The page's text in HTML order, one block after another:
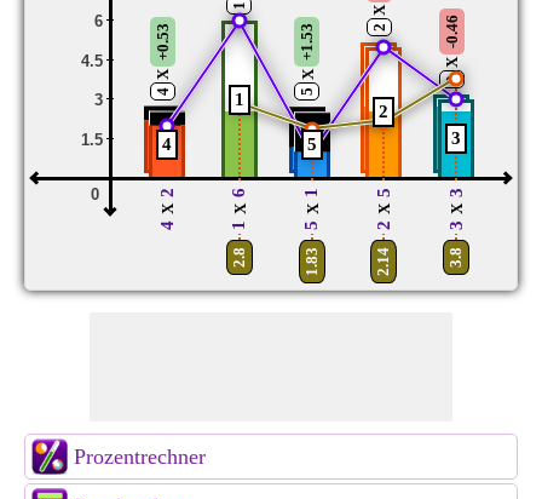
6
4.5
3
1.5
0
+0.53
X
4
4
1
1
+1.53
X
5
5
X
2
2
-0.46
X
3
3
2
X
4
6
X
1
1
X
5
5
X
2
3
X
3
2.8 1.83 2.14 3.8
Prozentrechner